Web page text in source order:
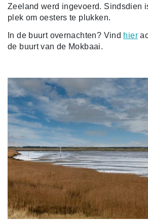
Zeeland werd ingevoerd. Sindsdien
plek om oesters te plukken.
In de buurt overnachten? Vind hier
de buurt van de Mokbaai.